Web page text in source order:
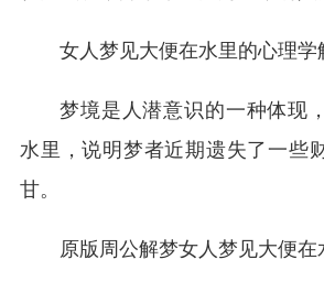
女人梦见大便在水里的心理学
梦境是人潜意识的一种体现
水里，说明梦者近期遗失了一些
甘。
原版周公解梦女人梦见大便在